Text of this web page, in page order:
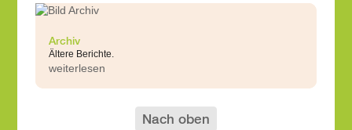
Archiv
Ältere Berichte.
weiterlesen
Nach oben